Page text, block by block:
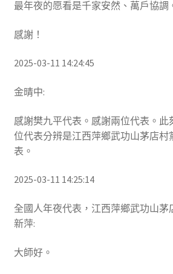
最年夜的愿看是千家安然、萬戶協調
感謝！
2025-03-11 14:24:45
金晴中:
感謝樊九平代表。感謝兩位代表。此
位代表分辨是江西萍鄉武功山茅店村
表。
2025-03-11 14:25:14
全國人年夜代表，江西萍鄉武功山茅
新萍:
大師好。